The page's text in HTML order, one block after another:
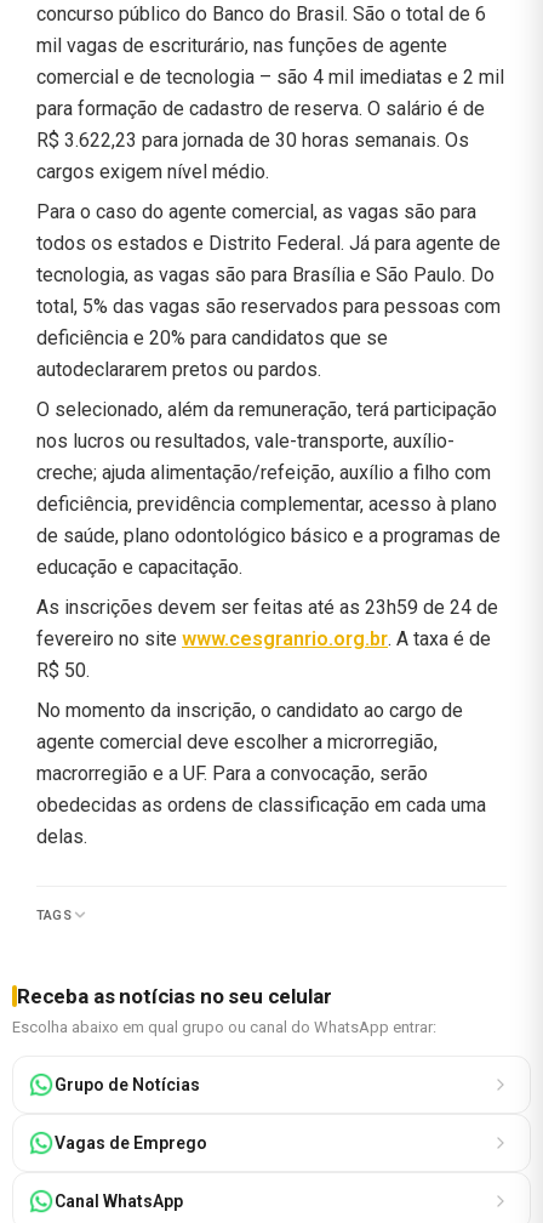
concurso público do Banco do Brasil. São o total de 6
mil vagas de escriturário, nas funções de agente
comercial e de tecnologia – são 4 mil imediatas e 2 mil
para formação de cadastro de reserva. O salário é de
R$ 3.622,23 para jornada de 30 horas semanais. Os
cargos exigem nível médio.
Para o caso do agente comercial, as vagas são para
todos os estados e Distrito Federal. Já para agente de
tecnologia, as vagas são para Brasília e São Paulo. Do
total, 5% das vagas são reservados para pessoas com
deficiência e 20% para candidatos que se
autodeclararem pretos ou pardos.
O selecionado, além da remuneração, terá participação
nos lucros ou resultados, vale-transporte, auxílio-
creche; ajuda alimentação/refeição, auxílio a filho com
deficiência, previdência complementar, acesso à plano
de saúde, plano odontológico básico e a programas de
educação e capacitação.
As inscrições devem ser feitas até as 23h59 de 24 de
fevereiro no site www.cesgranrio.org.br. A taxa é de
R$ 50.
No momento da inscrição, o candidato ao cargo de
agente comercial deve escolher a microrregião,
macrorregião e a UF. Para a convocação, serão
obedecidas as ordens de classificação em cada uma
delas.
TAGS
Receba as notícias no seu celular
Escolha abaixo em qual grupo ou canal do WhatsApp entrar:
Grupo de Notícias
Vagas de Emprego
Canal WhatsApp